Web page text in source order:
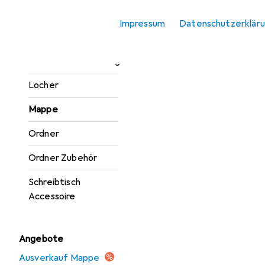
Impressum
Kartenaufbewahrung
Locher
Mappe
Ordner
Ordner Zubehör
Schreibtisch
Accessoire
Angebote
Ausverkauf Mappe